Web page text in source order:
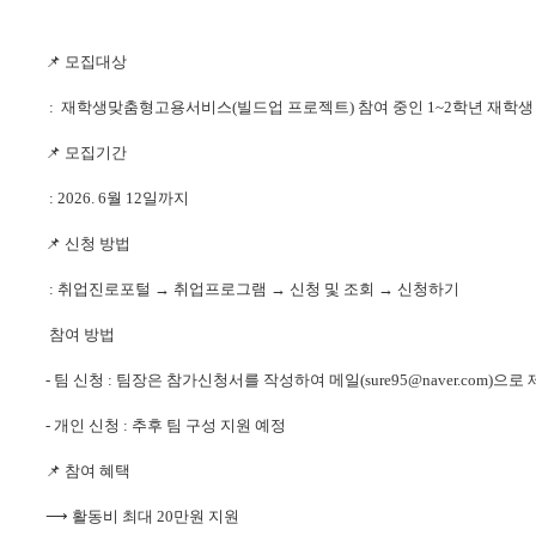
📌 모집대상
: 재학생맞춤형고용서비스(빌드업 프로젝트) 참여 중인 1~2학년 재학생
📌 모집기간
: 2026. 6월 12일까지
📌 신청 방법
: 취업진로포털 → 취업프로그램 → 신청 및 조회 → 신청하기
참여 방법
- 팀 신청 : 팀장은 참가신청서를 작성하여 메일(sure95@naver.com)으로
- 개인 신청 : 추후 팀 구성 지원 예정
📌 참여 혜택
⟶ 활동비 최대 20만원 지원